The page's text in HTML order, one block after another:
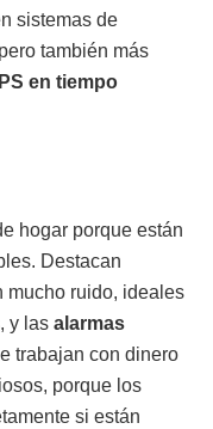
sistemas de
también más
en tiempo
hogar porque están
Destacan
mucho ruido, ideales
y las alarmas
trabajan con dinero
porque los
si están